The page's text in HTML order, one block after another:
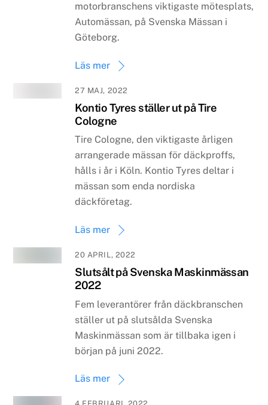
motorbranschens viktigaste mötesplats,
Automässan, på Svenska Mässan i
Göteborg.
Läs mer
27 MAJ, 2022
Kontio Tyres ställer ut på Tire
Cologne
Tire Cologne, den viktigaste årligen
arrangerade mässan för däckproffs,
hålls i år i Köln. Kontio Tyres deltar i
mässan som enda nordiska
däckföretag.
Läs mer
20 APRIL, 2022
Slutsålt på Svenska Maskinmässan
2022
Fem leverantörer från däckbranschen
ställer ut på slutsålda Svenska
Maskinmässan som är tillbaka igen i
början på juni 2022.
Läs mer